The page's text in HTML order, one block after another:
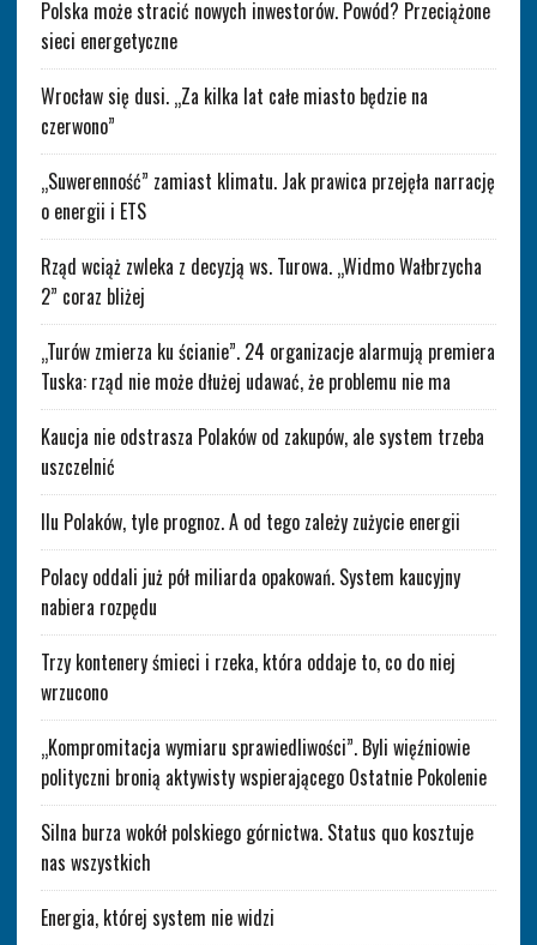
Polska może stracić nowych inwestorów. Powód? Przeciążone
sieci energetyczne
Wrocław się dusi. „Za kilka lat całe miasto będzie na
czerwono”
„Suwerenność” zamiast klimatu. Jak prawica przejęła narrację
o energii i ETS
Rząd wciąż zwleka z decyzją ws. Turowa. „Widmo Wałbrzycha
2” coraz bliżej
„Turów zmierza ku ścianie”. 24 organizacje alarmują premiera
Tuska: rząd nie może dłużej udawać, że problemu nie ma
Kaucja nie odstrasza Polaków od zakupów, ale system trzeba
uszczelnić
Ilu Polaków, tyle prognoz. A od tego zależy zużycie energii
Polacy oddali już pół miliarda opakowań. System kaucyjny
nabiera rozpędu
Trzy kontenery śmieci i rzeka, która oddaje to, co do niej
wrzucono
„Kompromitacja wymiaru sprawiedliwości”. Byli więźniowie
polityczni bronią aktywisty wspierającego Ostatnie Pokolenie
Silna burza wokół polskiego górnictwa. Status quo kosztuje
nas wszystkich
Energia, której system nie widzi